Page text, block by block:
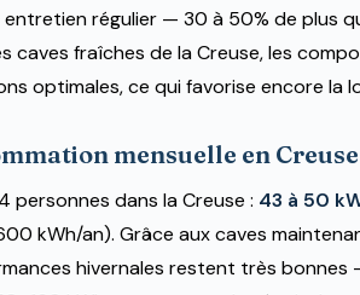
entretien régulier — 30 à 50% de plus
caves fraîches de la Creuse, les
optimales, ce qui favorise encore la
mensuelle en Creuse
personnes dans la Creuse : 43 à 50
kWh/an). Grâce aux caves
hivernales restent très